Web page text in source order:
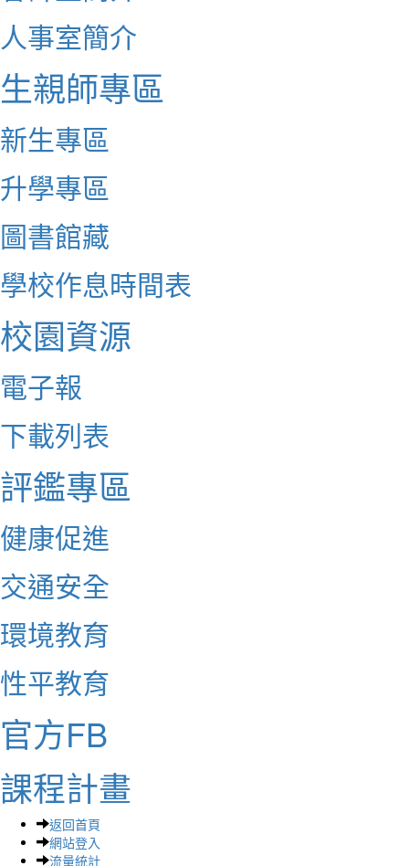
人事室簡介
生親師專區
新生專區
升學專區
圖書館藏
學校作息時間表
校園資源
電子報
下載列表
評鑑專區
健康促進
交通安全
環境教育
性平教育
官方FB
課程計畫
返回首頁
網站登入
流量統計